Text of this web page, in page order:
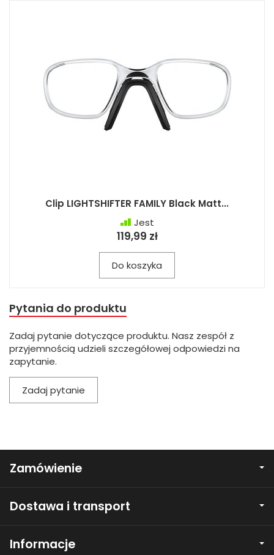
Clip LIGHTSHIFTER FAMILY Black Matt...
Jest
119,99 zł
Do koszyka
Pytania do produktu
Zadaj pytanie dotyczące produktu. Nasz zespół z
przyjemnością udzieli szczegółowej odpowiedzi na
zapytanie.
Zadaj pytanie
Zamówienie
Dostawa i transport
Informacje